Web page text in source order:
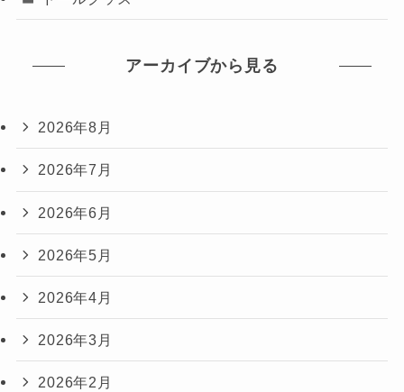
アーカイブから見る
2026年8月
2026年7月
2026年6月
2026年5月
2026年4月
2026年3月
2026年2月